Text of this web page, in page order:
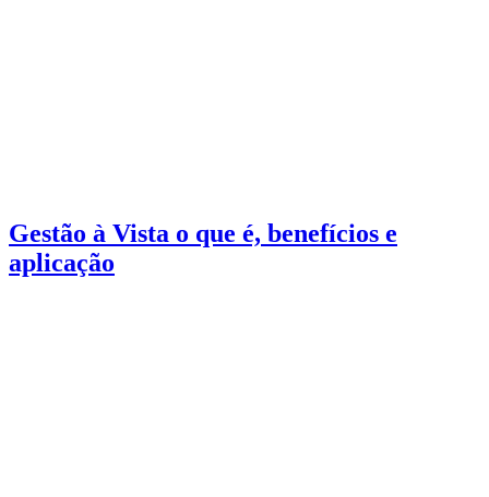
Gestão à Vista o que é, benefícios e
aplicação